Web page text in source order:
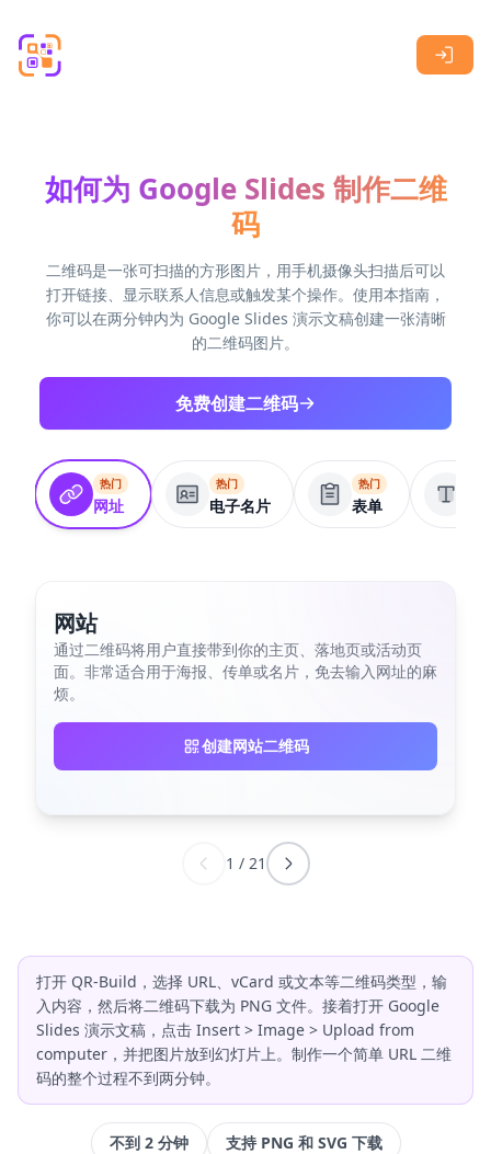
如何为 Google Slides 制作二维
码
二维码是一张可扫描的方形图片，用手机摄像头扫描后可以
打开链接、显示联系人信息或触发某个操作。使用本指南，
你可以在两分钟内为 Google Slides 演示文稿创建一张清晰
的二维码图片。
免费创建二维码
热门
网址
热门
电子名片
热门
表单
网站
通过二维码将用户直接带到你的主页、落地页或活动页
面。非常适合用于海报、传单或名片，免去输入网址的麻
烦。
创建网站二维码
1 / 21
打开 QR-Build，选择 URL、vCard 或文本等二维码类型，输
入内容，然后将二维码下载为 PNG 文件。接着打开 Google
Slides 演示文稿，点击 Insert > Image > Upload from
computer，并把图片放到幻灯片上。制作一个简单 URL 二维
码的整个过程不到两分钟。
不到 2 分钟
支持 PNG 和 SVG 下载